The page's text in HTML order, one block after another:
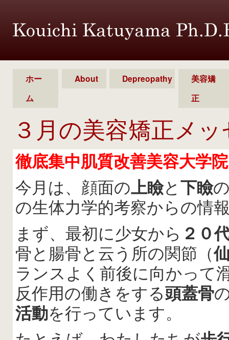
ホー
ム
About Depreopathy
美容矯
正
３月の美容矯正メ
徹底集中肌質改善美容大学院
今月は、顔面の上瞼と 下瞼
の生体力学的考察からの情
まず、最初に少女から ２０
骨と腸骨と云う所の関節（
ランスよく前後に向かって
反作用の働きをする頭蓋骨
活動を行っています。